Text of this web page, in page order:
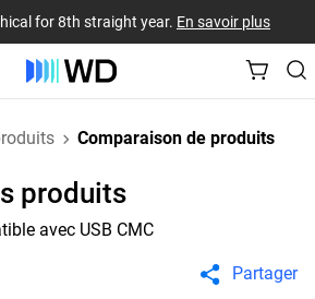
for 8th straight year. En savoir plus
Comparaison de produits
produits
avec USB CMC
Partager